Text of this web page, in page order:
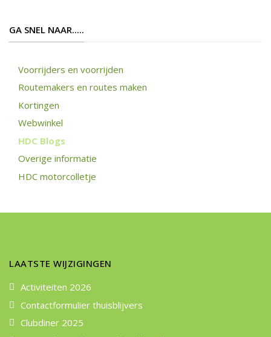
GA SNEL NAAR.....
Voorrijders en voorrijden
Routemakers en routes maken
Kortingen
Webwinkel
HDC Blogs
Overige informatie
HDC motorcolletje
LAATSTE WIJZIGINGEN
Activiteiten 2026
Contactformulier thuisblijvers
Clubdiner 2025